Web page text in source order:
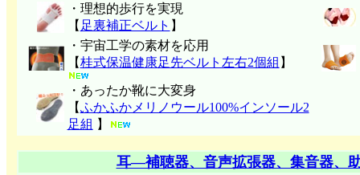
・理想的歩行を実現
【 足裏補正ベルト 】
・宇宙工学の素材を応用
【桂式保温健康足先ベルト左右2個組 】
・あったか靴に大変身
【ふかふかメリノウール100%インソール2
足組 】
耳―補聴器、音声拡張器、集音器、